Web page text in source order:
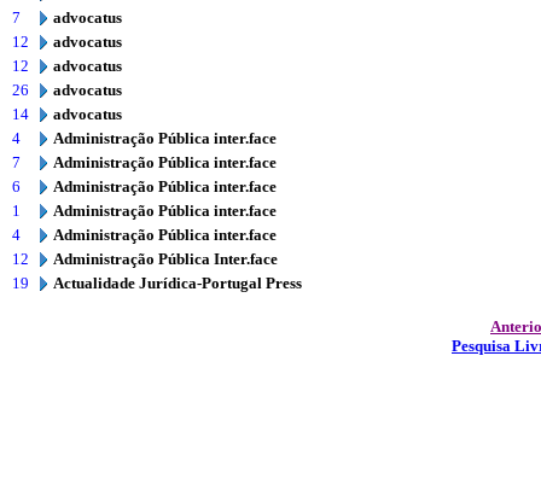
7
advocatus
12
advocatus
12
advocatus
26
advocatus
14
advocatus
4
Administração Pública inter.face
7
Administração Pública inter.face
6
Administração Pública inter.face
1
Administração Pública inter.face
4
Administração Pública inter.face
12
Administração Pública Inter.face
19
Actualidade Jurídica-Portugal Press
Pesquisa